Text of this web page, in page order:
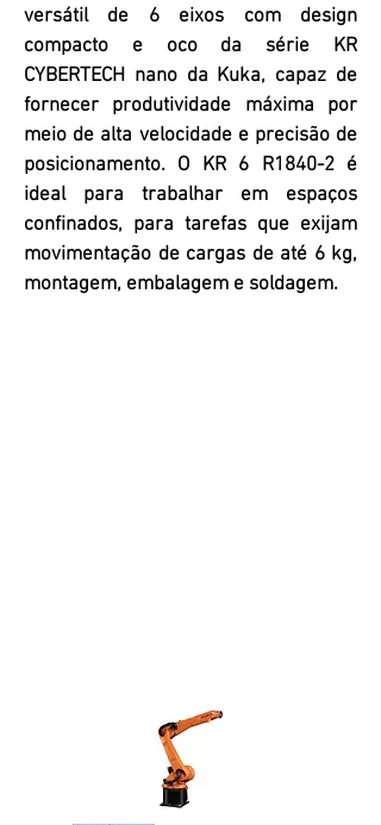
versátil de 6 eixos com design
compacto e oco da série KR
CYBERTECH nano da Kuka, capaz de
fornecer produtividade máxima por
meio de alta velocidade e precisão de
posicionamento. O KR 6 R1840-2 é
ideal para trabalhar em espaços
confinados, para tarefas que exijam
movimentação de cargas de até 6 kg,
montagem, embalagem e soldagem.